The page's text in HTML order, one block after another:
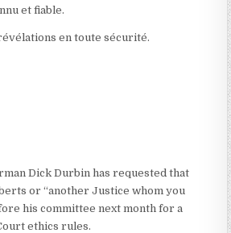
et fiable.
en toute sécurité.
Dick Durbin has requested that
or “another Justice whom you
his committee next month for a
ethics rules.